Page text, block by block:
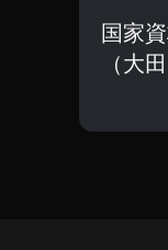
国家
（大